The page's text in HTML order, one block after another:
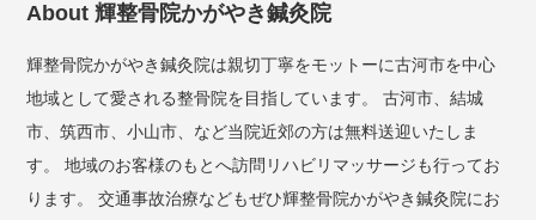
About 輝整骨院かがやき鍼灸院
輝整骨院かがやき鍼灸院は親切丁寧をモットーに古河市を中心
地域として愛される整骨院を目指しています。 古河市、結城
市、筑西市、小山市、など当院近郊の方は無料送迎いたしま
す。 地域のお客様のもとへ訪問リハビリマッサージも行ってお
ります。 交通事故治療などもぜひ輝整骨院かがやき鍼灸院にお